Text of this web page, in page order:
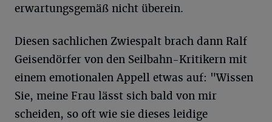
erwartungsgemäß nicht überein.
Diesen sachlichen Zwiespalt brach dann Ralf
Geisendörfer von den Seilbahn-Kritikern mit
einem emotionalen Appell etwas auf: "Wissen
Sie, meine Frau lässt sich bald von mir
scheiden, so oft wie sie dieses leidige